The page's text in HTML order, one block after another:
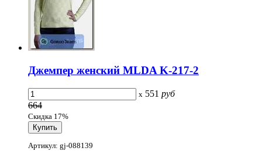
Джемпер женский MLDA K-217-2
x 551 руб
664
Скидка 17%
Артикул: gj-088139